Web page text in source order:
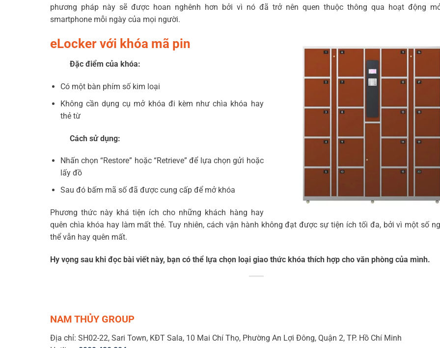
phương pháp này sẽ được hoan nghênh hơn bởi vì nó đã trở nên quen thuộc thông qua hoạt động
smartphone mỗi ngày của mọi người.
eLocker với khóa mã pin
Đặc điểm của khóa:
Có một bàn phím số kim loại
Không cần dụng cụ mở khóa đi kèm như chìa khóa hay
thẻ từ
Cách sử dụng:
Nhấn chọn “Restore” hoặc “Retrieve” để lựa chọn gửi hoặc
lấy đồ
Sau đó bấm mã số đã được cung cấp để mở khóa
Phương thức này khá tiện ích cho những khách hàng hay
quên chìa khóa hay làm mất thẻ. Tuy nhiên, cách vận hành không đạt được sự tiện ích tối đa, bởi vì một số
thể vẫn hay quên mất.
Hy vọng sau khi đọc bài viết này, bạn có thể lựa chọn loại giao thức khóa thích hợp cho văn phòng của mình.
NAM THỦY GROUP
Địa chỉ: SH02-22, Sari Town, KĐT Sala, 10 Mai Chí Thọ, Phường An Lợi Đông, Quận 2, TP. Hồ Chí Minh